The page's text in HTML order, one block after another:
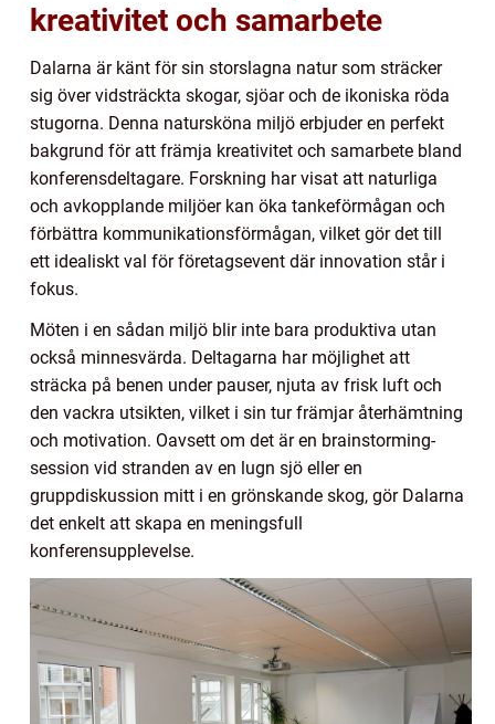
kreativitet och samarbete
Dalarna är känt för sin storslagna natur som sträcker
sig över vidsträckta skogar, sjöar och de ikoniska röda
stugorna. Denna natursköna miljö erbjuder en perfekt
bakgrund för att främja kreativitet och samarbete bland
konferensdeltagare. Forskning har visat att naturliga
och avkopplande miljöer kan öka tankeförmågan och
förbättra kommunikationsförmågan, vilket gör det till
ett idealiskt val för företagsevent där innovation står i
fokus.
Möten i en sådan miljö blir inte bara produktiva utan
också minnesvärda. Deltagarna har möjlighet att
sträcka på benen under pauser, njuta av frisk luft och
den vackra utsikten, vilket i sin tur främjar återhämtning
och motivation. Oavsett om det är en brainstorming-
session vid stranden av en lugn sjö eller en
gruppdiskussion mitt i en grönskande skog, gör Dalarna
det enkelt att skapa en meningsfull
konferensupplevelse.